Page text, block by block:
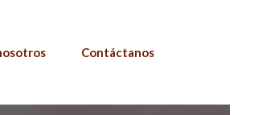
Contáctanos